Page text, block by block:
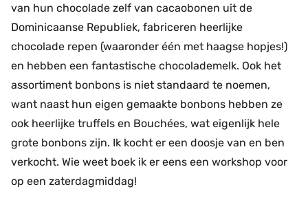
van hun chocolade zelf van cacaobonen uit de
Dominicaanse Republiek, fabriceren heerlijke
chocolade repen (waaronder één met haagse hopjes!)
en hebben een fantastische chocolademelk. Ook het
assortiment bonbons is niet standaard te noemen,
want naast hun eigen gemaakte bonbons hebben ze
ook heerlijke truffels en Bouchées, wat eigenlijk hele
grote bonbons zijn. Ik kocht er een doosje van en ben
verkocht. Wie weet boek ik er eens een workshop voor
op een zaterdagmiddag!